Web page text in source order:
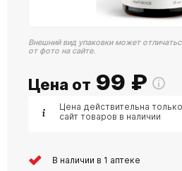
Внешний вид упаковки может
от фото на сайте.
Цена от 99 ₽
Цена действительна
сайт товаров в наличии
В наличии в 1 аптеке